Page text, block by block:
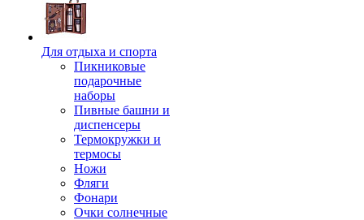
Для отдыха и спорта
Пикниковые
подарочные
наборы
Пивные башни и
диспенсеры
Термокружки и
термосы
Ножи
Фляги
Фонари
Очки солнечные